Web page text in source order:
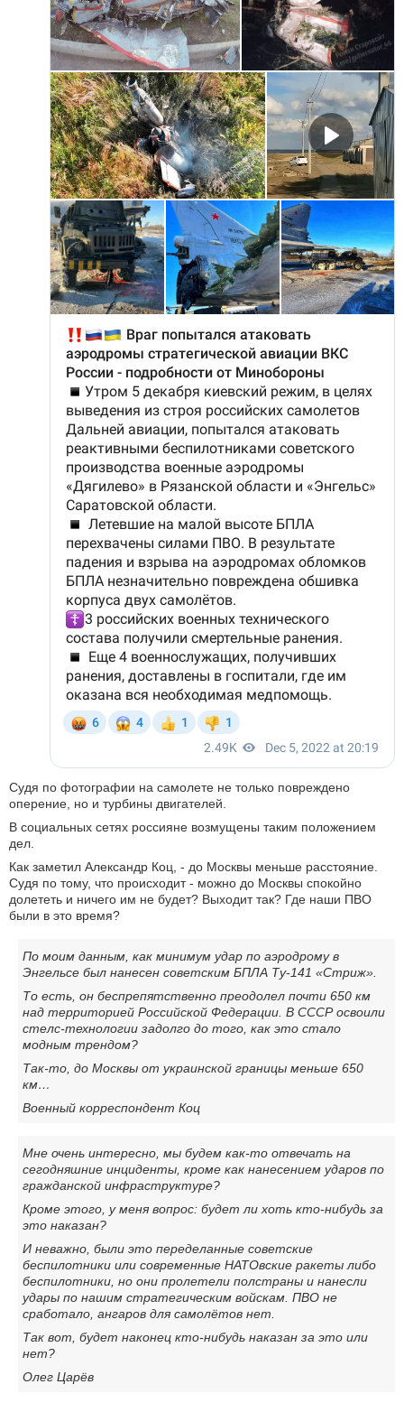
Судя по фотографии на самолете не только повреждено
оперение, но и турбины двигателей.
В социальных сетях россияне возмущены таким положением
дел.
Как заметил Александр Коц, - до Москвы меньше расстояние.
Судя по тому, что происходит - можно до Москвы спокойно
долететь и ничего им не будет? Выходит так? Где наши ПВО
были в это время?
По моим данным, как минимум удар по аэродрому в
Энгельсе был нанесен советским БПЛА Ту-141 «Стриж».
То есть, он беспрепятственно преодолел почти 650 км
над территорией Российской Федерации. В СССР освоили
стелс-технологии задолго до того, как это стало
модным трендом?
Так-то, до Москвы от украинской границы меньше 650
км…
Военный корреспондент Коц
Мне очень интересно, мы будем как-то отвечать на
сегодняшние инциденты, кроме как нанесением ударов по
гражданской инфраструктуре?
Кроме этого, у меня вопрос: будет ли хоть кто-нибудь за
это наказан?
И неважно, были это переделанные советские
беспилотники или современные НАТОвские ракеты либо
беспилотники, но они пролетели полстраны и нанесли
удары по нашим стратегическим войскам. ПВО не
сработало, ангаров для самолётов нет.
Так вот, будет наконец кто-нибудь наказан за это или
нет?
Олег Царёв